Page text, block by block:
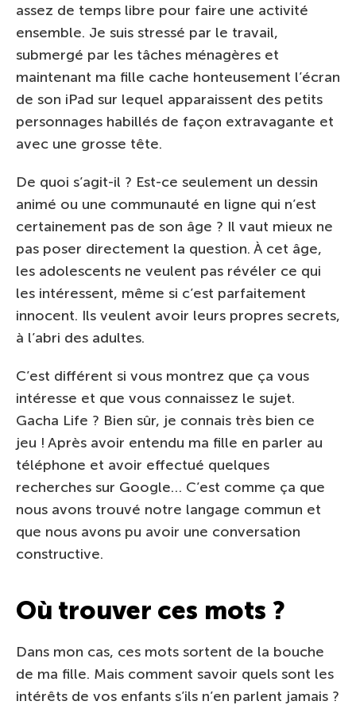
assez de temps libre pour faire une activité
ensemble. Je suis stressé par le travail,
submergé par les tâches ménagères et
maintenant ma fille cache honteusement l’écran
de son iPad sur lequel apparaissent des petits
personnages habillés de façon extravagante et
avec une grosse tête.
De quoi s’agit-il ? Est-ce seulement un dessin
animé ou une communauté en ligne qui n’est
certainement pas de son âge ? Il vaut mieux ne
pas poser directement la question. À cet âge,
les adolescents ne veulent pas révéler ce qui
les intéressent, même si c’est parfaitement
innocent. Ils veulent avoir leurs propres secrets,
à l’abri des adultes.
C’est différent si vous montrez que ça vous
intéresse et que vous connaissez le sujet.
Gacha Life ? Bien sûr, je connais très bien ce
jeu ! Après avoir entendu ma fille en parler au
téléphone et avoir effectué quelques
recherches sur Google… C’est comme ça que
nous avons trouvé notre langage commun et
que nous avons pu avoir une conversation
constructive.
Où trouver ces mots ?
Dans mon cas, ces mots sortent de la bouche
de ma fille. Mais comment savoir quels sont les
intérêts de vos enfants s’ils n’en parlent jamais ?